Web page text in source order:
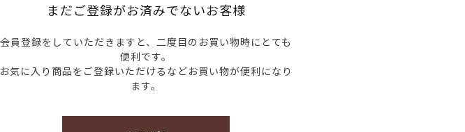
まだご登録がお済みでないお客様
会員登録をしていただきますと、二度目のお買い物時にとても
便利です。
お気に入り商品をご登録いただけるなどお買い物が便利になり
ます。